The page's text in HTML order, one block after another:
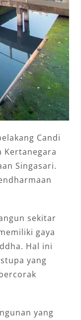
Candi
Kertanegara
Singasari.
sekitar
gaya
Hal ini
yang
yang